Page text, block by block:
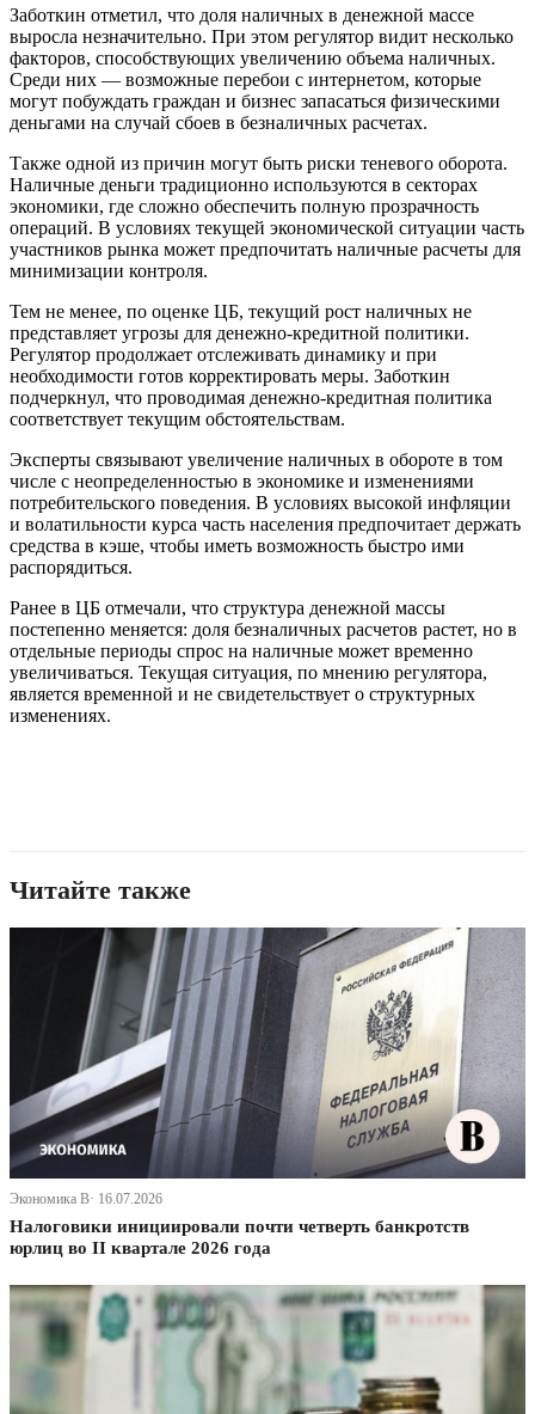
Заботкин отметил, что доля наличных в денежной массе
выросла незначительно. При этом регулятор видит несколько
факторов, способствующих увеличению объема наличных.
Среди них — возможные перебои с интернетом, которые
могут побуждать граждан и бизнес запасаться физическими
деньгами на случай сбоев в безналичных расчетах.
Также одной из причин могут быть риски теневого оборота.
Наличные деньги традиционно используются в секторах
экономики, где сложно обеспечить полную прозрачность
операций. В условиях текущей экономической ситуации часть
участников рынка может предпочитать наличные расчеты для
минимизации контроля.
Тем не менее, по оценке ЦБ, текущий рост наличных не
представляет угрозы для денежно-кредитной политики.
Регулятор продолжает отслеживать динамику и при
необходимости готов корректировать меры. Заботкин
подчеркнул, что проводимая денежно-кредитная политика
соответствует текущим обстоятельствам.
Эксперты связывают увеличение наличных в обороте в том
числе с неопределенностью в экономике и изменениями
потребительского поведения. В условиях высокой инфляции
и волатильности курса часть населения предпочитает держать
средства в кэше, чтобы иметь возможность быстро ими
распорядиться.
Ранее в ЦБ отмечали, что структура денежной массы
постепенно меняется: доля безналичных расчетов растет, но в
отдельные периоды спрос на наличные может временно
увеличиваться. Текущая ситуация, по мнению регулятора,
является временной и не свидетельствует о структурных
изменениях.
Читайте также
Экономика В· 16.07.2026
Налоговики инициировали почти четверть банкротств
юрлиц во II квартале 2026 года